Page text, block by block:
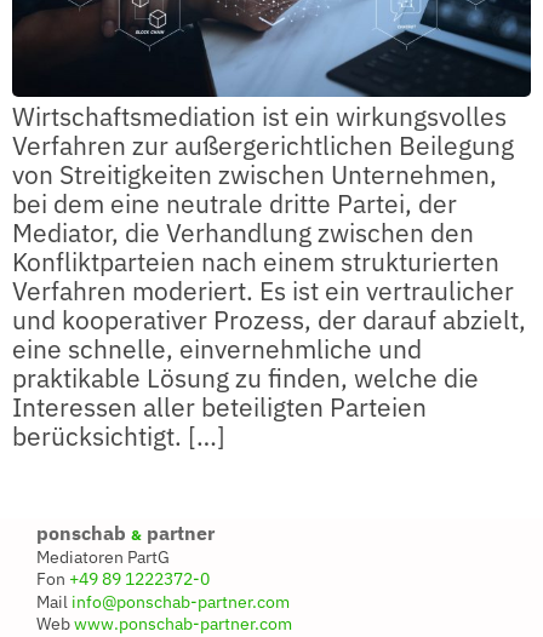
Wirtschaftsmediation ist ein wirkungsvolles
Verfahren zur außergerichtlichen Beilegung
von Streitigkeiten zwischen Unternehmen,
bei dem eine neutrale dritte Partei, der
Mediator, die Verhandlung zwischen den
Konfliktparteien nach einem strukturierten
Verfahren moderiert. Es ist ein vertraulicher
und kooperativer Prozess, der darauf abzielt,
eine schnelle, einvernehmliche und
praktikable Lösung zu finden, welche die
Interessen aller beteiligten Parteien
berücksichtigt. […]
ponschab & partner
Mediatoren PartG
Fon +49 89 1222372-0
Mail info@ponschab-partner.com
Webwww.ponschab-partner.com